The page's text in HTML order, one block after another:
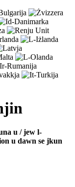
u / jew l-
u dawn se jkun